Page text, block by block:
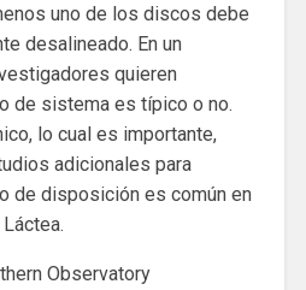
uno de los discos debe
desalineado. En un
quieren
de sistema es típico o no.
lo cual es importante,
adicionales para
de disposición es común en
Observatory